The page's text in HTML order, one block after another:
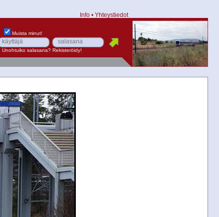
Info • Yhteystiedot
Muista minut!
Unohtuiko salasana? Rekisteröidy!